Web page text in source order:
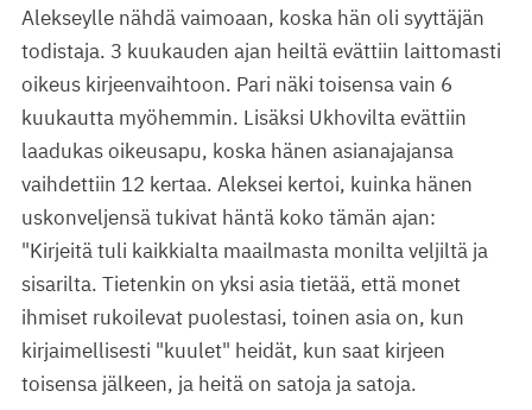
Alekseylle nähdä vaimoaan, koska hän oli syyttäjän
todistaja. 3 kuukauden ajan heiltä evättiin laittomasti
oikeus kirjeenvaihtoon. Pari näki toisensa vain 6
kuukautta myöhemmin. Lisäksi Ukhovilta evättiin
laadukas oikeusapu, koska hänen asianajajansa
vaihdettiin 12 kertaa. Aleksei kertoi, kuinka hänen
uskonveljensä tukivat häntä koko tämän ajan:
"Kirjeitä tuli kaikkialta maailmasta monilta veljiltä ja
sisarilta. Tietenkin on yksi asia tietää, että monet
ihmiset rukoilevat puolestasi, toinen asia on, kun
kirjaimellisesti "kuulet" heidät, kun saat kirjeen
toisensa jälkeen, ja heitä on satoja ja satoja.